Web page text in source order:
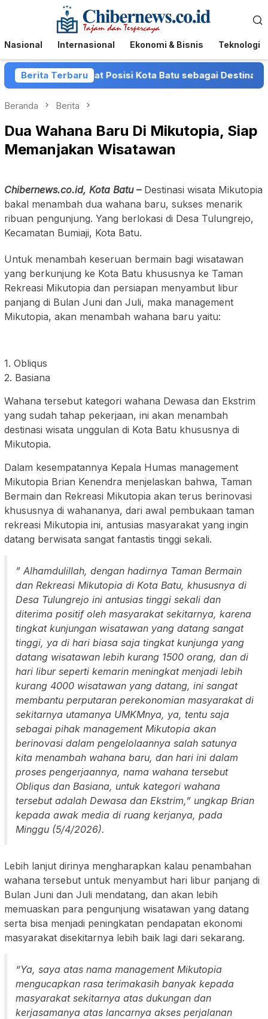
Menu
Mobile
Nasional Internasional Ekonomi & Bisnis Teknologi
Berita Terbaru
Perkuat Posisi Kota Batu sebagai Destinasi Festival
Beranda Berita
Dua Wahana Baru Di Mikutopia, Siap
Memanjakan Wisatawan
Chibernews.co.id, Kota Batu – Destinasi wisata Mikutopia
bakal menambah dua wahana baru, sukses menarik
ribuan pengunjung. Yang berlokasi di Desa Tulungrejo,
Kecamatan Bumiaji, Kota Batu.
Untuk menambah keseruan bermain bagi wisatawan
yang berkunjung ke Kota Batu khususnya ke Taman
Rekreasi Mikutopia dan persiapan menyambut libur
panjang di Bulan Juni dan Juli, maka management
Mikutopia, akan menambah wahana baru yaitu:
1. Obliqus
2. Basiana
Wahana tersebut kategori wahana Dewasa dan Ekstrim
yang sudah tahap pekerjaan, ini akan menambah
destinasi wisata unggulan di Kota Batu khususnya di
Mikutopia.
Dalam kesempatannya Kepala Humas management
Mikutopia Brian Kenendra menjelaskan bahwa, Taman
Bermain dan Rekreasi Mikutopia akan terus berinovasi
khususnya di wahananya, dari awal pembukaan taman
rekreasi Mikutopia ini, antusias masyarakat yang ingin
datang berwisata sangat fantastis tinggi sekali.
” Alhamdulillah, dengan hadirnya Taman Bermain
dan Rekreasi Mikutopia di Kota Batu, khususnya di
Desa Tulungrejo ini antusias tinggi sekali dan
diterima positif oleh masyarakat sekitarnya, karena
tingkat kunjungan wisatawan yang datang sangat
tinggi, ya di hari biasa saja tingkat kunjunga yang
datang wisatawan lebih kurang 1500 orang, dan di
hari libur seperti kemarin meningkat menjadi lebih
kurang 4000 wisatawan yang datang, ini sangat
membantu perputaran perekonomian masyarakat di
sekitarnya utamanya UMKMnya, ya, tentu saja
sebagai pihak management Mikutopia akan
berinovasi dalam pengelolaannya salah satunya
kita menambah wahana baru, dan hari ini dalam
proses pengerjaannya, nama wahana tersebut
Obliqus dan Basiana, untuk kategori wahana
tersebut adalah Dewasa dan Ekstrim,” ungkap Brian
kepada awak media di ruang kerjanya, pada
Minggu (5/4/2026).
Lebih lanjut dirinya mengharapkan kalau penambahan
wahana tersebut untuk menyambut hari libur panjang di
Bulan Juni dan Juli mendatang, dan akan lebih
memuaskan para pengunjung wisatawan yang datang
serta bisa menjadi peningkatan pendapatan ekonomi
masyarakat disekitarnya lebih baik lagi dari sekarang.
“Ya, saya atas nama management Mikutopia
mengucapkan rasa terimakasih banyak kepada
masyarakat sekitarnya atas dukungan dan
kerjasamanya atas lancarnya akses perjalanan